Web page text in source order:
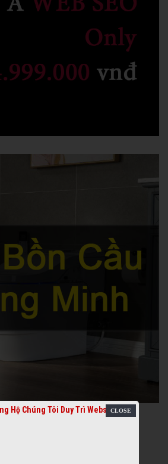
Hộ Chúng Tôi Duy Trì Website